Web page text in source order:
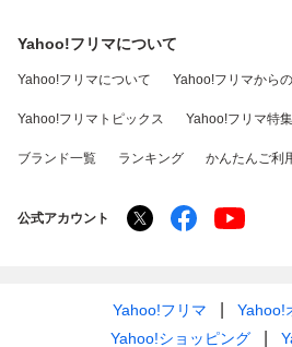
Yahoo!フリマについて
Yahoo!フリマについて Yahoo!フリマから
Yahoo!フリマトピックス Yahoo!フリマ特集
ブランド一覧 ランキング かんたんご利
公式アカウント
Yahoo!フリマ
Yahoo!
Yahoo!ショッピング